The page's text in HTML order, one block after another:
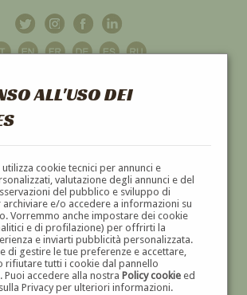
ALL'USO DEI
cookie tecnici per annunci e
valutazione degli annunci e del
del pubblico e sviluppo di
e/o accedere a informazioni su
Vorremmo anche impostare dei cookie
e di profilazione) per offrirti la
e inviarti pubblicità personalizzata.
di gestire le tue preferenze e accettare,
rifiutare tutti i cookie dal pannello
Puoi accedere alla nostra Policy cookieed
Privacy per ulteriori informazioni.
GALLERIAD'ARTE
E SCULTURE '800 E '900